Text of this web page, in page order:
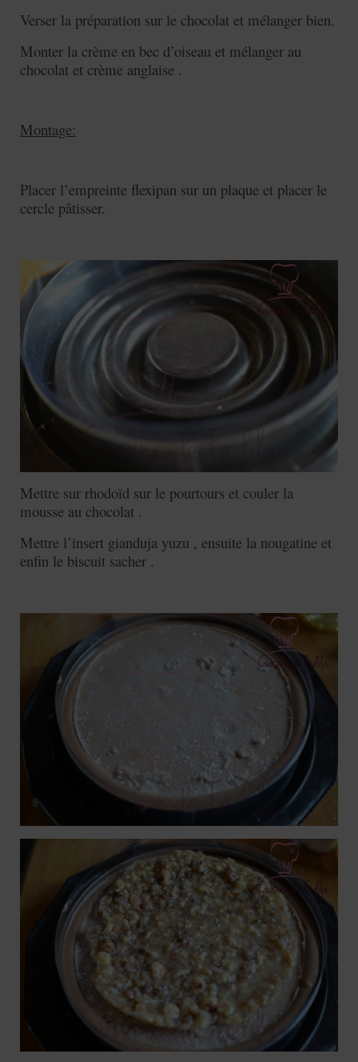
Verser la préparation sur le chocolat et mélanger bien.
Monter la crème en bec d’oiseau et mélanger au
chocolat et crème anglaise .
Montage:
Placer l’empreinte flexipan sur un plaque et placer le
cercle pâtisser.
Mettre sur rhodoïd sur le pourtours et couler la
mousse au chocolat .
Mettre l’insert gianduja yuzu , ensuite la nougatine et
enfin le biscuit sacher .